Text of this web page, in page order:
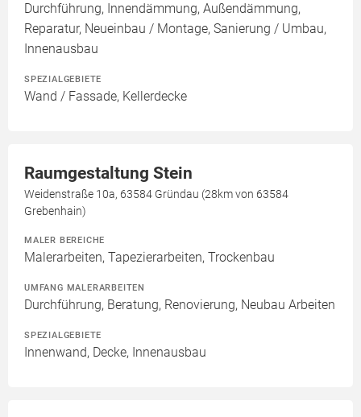
Durchführung, Innendämmung, Außendämmung,
Reparatur, Neueinbau / Montage, Sanierung / Umbau,
Innenausbau
SPEZIALGEBIETE
Wand / Fassade, Kellerdecke
Raumgestaltung Stein
Weidenstraße 10a, 63584 Gründau (28km von 63584
Grebenhain)
MALER BEREICHE
Malerarbeiten, Tapezierarbeiten, Trockenbau
UMFANG MALERARBEITEN
Durchführung, Beratung, Renovierung, Neubau Arbeiten
SPEZIALGEBIETE
Innenwand, Decke, Innenausbau